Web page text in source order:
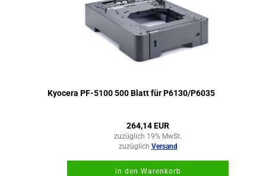
Kyocera PF-5100 500 Blatt für P6130/P6035
264,14 EUR
zuzüglich 19% MwSt.
zuzüglich Versand
in den Warenkorb